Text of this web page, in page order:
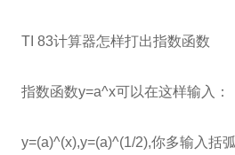
TI 83计算器怎样打出指数函数
指数函数y=a^x可以在这样输入：
y=(a)^(x),y=(a)^(1/2),你多输入括